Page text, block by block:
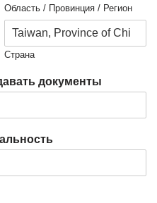
Область / Провинция / Регион
Страна
документы